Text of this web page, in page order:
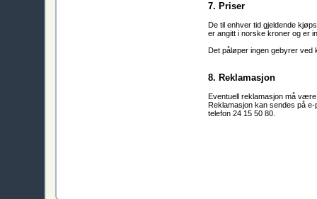
7. Priser
De til enhver tid gjeldende
er angitt i norske kroner og er
Det påløper ingen gebyrer ved
8. Reklamasjon
Eventuell reklamasjon må
Reklamasjon kan sendes på
telefon 24 15 50 80.